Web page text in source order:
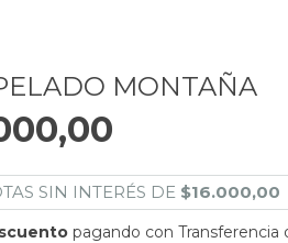
MONTAÑA
SIN INTERÉS DE $16.000,00
pagando con Transferencia